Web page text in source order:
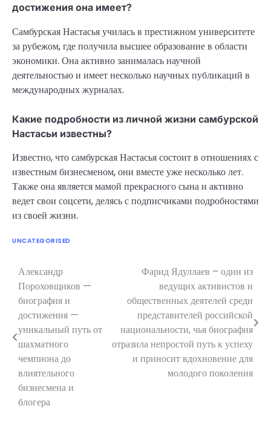
достижения она имеет?
Самбурская Настасья училась в престижном университете
за рубежом, где получила высшее образование в области
экономики. Она активно занималась научной
деятельностью и имеет несколько научных публикаций в
международных журналах.
Какие подробности из личной жизни самбурской
Настасьи известны?
Известно, что самбурская Настасья состоит в отношениях с
известным бизнесменом, они вместе уже несколько лет.
Также она является мамой прекрасного сына и активно
ведет свои соцсети, делясь с подписчиками подробностями
из своей жизни.
UNCATEGORISED
Навигация
по
записям
Александр
Пороховщиков —
биография и
достижения —
уникальный путь от
шахматного
чемпиона до
влиятельного
бизнесмена и
блогера
Фарид Ядуллаев – один из
ведущих активистов и
общественных деятелей среди
представителей российской
национальности, чья биография
отразила непростой путь к успеху
и приносит вдохновение для
молодого поколения